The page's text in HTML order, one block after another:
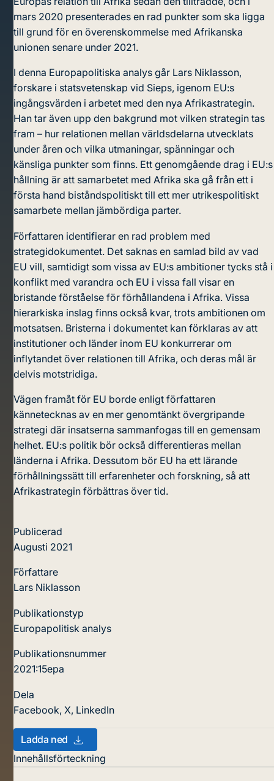
mars 2020 presenterades en rad punkter som ska ligga
till grund för en överenskommelse med Afrikanska
unionen senare under 2021.
I denna Europapolitiska analys går Lars Niklasson,
forskare i statsvetenskap vid Sieps, igenom EU:s
ingångsvärden i arbetet med den nya Afrikastrategin.
Han tar även upp den bakgrund mot vilken strategin tas
fram – hur relationen mellan världsdelarna utvecklats
under åren och vilka utmaningar, spänningar och
känsliga punkter som finns. Ett genomgående drag i EU:s
hållning är att samarbetet med Afrika ska gå från ett i
första hand biståndspolitiskt till ett mer utrikespolitiskt
samarbete mellan jämbördiga parter.
Författaren identifierar en rad problem med
strategidokumentet. Det saknas en samlad bild av vad
EU vill, samtidigt som vissa av EU:s ambitioner tycks stå i
konflikt med varandra och EU i vissa fall visar en
bristande förståelse för förhållandena i Afrika. Vissa
hierarkiska inslag finns också kvar, trots ambitionen om
motsatsen. Bristerna i dokumentet kan förklaras av att
institutioner och länder inom EU konkurrerar om
inflytandet över relationen till Afrika, och deras mål är
delvis motstridiga.
Vägen framåt för EU borde enligt författaren
kännetecknas av en mer genomtänkt övergripande
strategi där insatserna sammanfogas till en gemensam
helhet. EU:s politik bör också differentieras mellan
länderna i Afrika. Dessutom bör EU ha ett lärande
förhållningssätt till erfarenheter och forskning, så att
Afrikastrategin förbättras över tid.
Publicerad
Augusti 2021
Författare
Lars Niklasson
Publikationstyp
Europapolitisk analys
Publikationsnummer
2021:15epa
Dela
Facebook, X, LinkedIn
Ladda ned
Innehållsförteckning